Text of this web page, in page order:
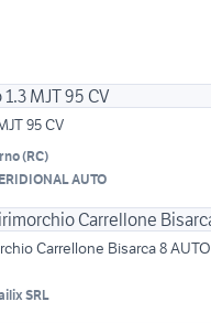
95 CV
(RC)
AUTO
Carrellone Bisarca 8 AUTO
SRL